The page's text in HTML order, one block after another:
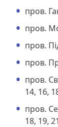
пров.
пров.
пров.
пров.
пров.
14, 16,
пров.
18, 19,